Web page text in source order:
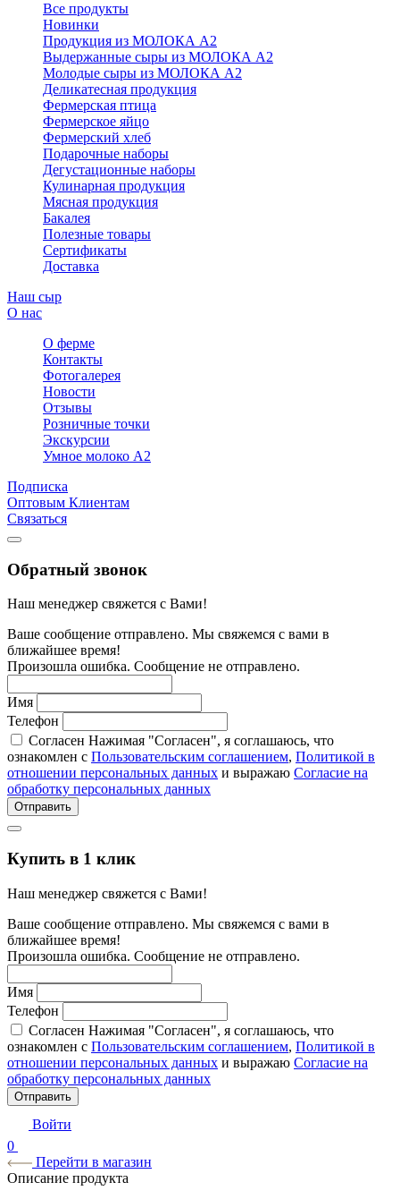
Все продукты
Новинки
Продукция из МОЛОКА А2
Выдержанные сыры из МОЛОКА А2
Молодые сыры из МОЛОКА А2
Деликатесная продукция
Фермерская птица
Фермерское яйцо
Фермерский хлеб
Подарочные наборы
Дегустационные наборы
Кулинарная продукция
Мясная продукция
Бакалея
Полезные товары
Сертификаты
Доставка
Наш сыр
О нас
О ферме
Контакты
Фотогалерея
Новости
Отзывы
Розничные точки
Экскурсии
Умное молоко А2
Подписка
Оптовым Клиентам
Связаться
Обратный звонок
Наш менеджер свяжется с Вами!
Ваше сообщение отправлено. Мы свяжемся с вами в
ближайшее время!
Произошла ошибка. Сообщение не отправлено.
Имя
Телефон
Согласен Нажимая "Согласен", я соглашаюсь, что
ознакомлен с Пользовательским соглашением, Политикой в
отношении персональных данных и выражаю Согласие на
обработку персональных данных
Отправить
Купить в 1 клик
Наш менеджер свяжется с Вами!
Ваше сообщение отправлено. Мы свяжемся с вами в
ближайшее время!
Произошла ошибка. Сообщение не отправлено.
Имя
Телефон
Согласен Нажимая "Согласен", я соглашаюсь, что
ознакомлен с Пользовательским соглашением, Политикой в
отношении персональных данных и выражаю Согласие на
обработку персональных данных
Отправить
Войти
0
Перейти в магазин
Описание продукта